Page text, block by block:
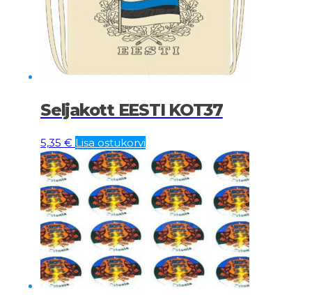
Seljakott EESTI KOT37
5,35 € Lisa ostukorvi